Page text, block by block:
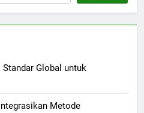
Global untuk
Metode